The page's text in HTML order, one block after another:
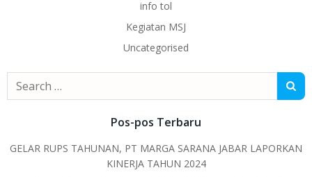
info tol
Kegiatan MSJ
Uncategorised
Search
for:
Pos-pos Terbaru
GELAR RUPS TAHUNAN, PT MARGA SARANA JABAR LAPORKAN
KINERJA TAHUN 2024